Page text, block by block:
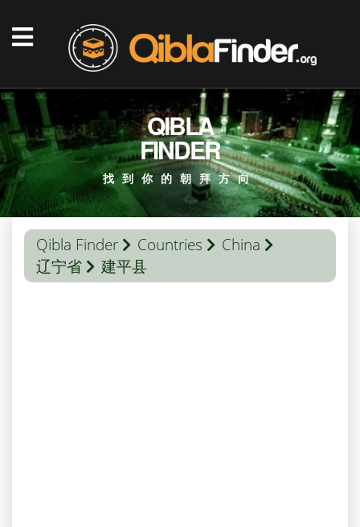
QIBLA
FINDER
找到你的朝拜方向
Qibla Finder Countries
China
辽宁省
建平县